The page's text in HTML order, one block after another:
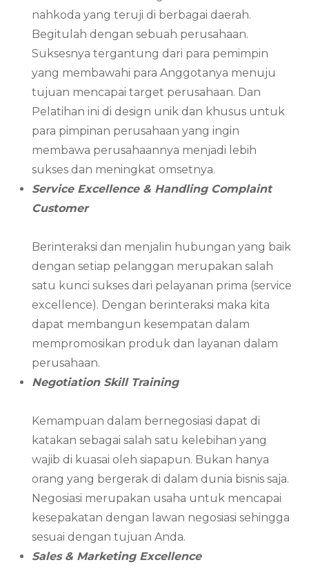
nahkoda yang teruji di berbagai daerah.
Begitulah dengan sebuah perusahaan.
Suksesnya tergantung dari para pemimpin
yang membawahi para Anggotanya menuju
tujuan mencapai target perusahaan. Dan
Pelatihan ini di design unik dan khusus untuk
para pimpinan perusahaan yang ingin
membawa perusahaannya menjadi lebih
sukses dan meningkat omsetnya.
Service Excellence & Handling Complaint
Customer
Berinteraksi dan menjalin hubungan yang baik
dengan setiap pelanggan merupakan salah
satu kunci sukses dari pelayanan prima (service
excellence). Dengan berinteraksi maka kita
dapat membangun kesempatan dalam
mempromosikan produk dan layanan dalam
perusahaan.
Negotiation Skill Training
Kemampuan dalam bernegosiasi dapat di
katakan sebagai salah satu kelebihan yang
wajib di kuasai oleh siapapun. Bukan hanya
orang yang bergerak di dalam dunia bisnis saja.
Negosiasi merupakan usaha untuk mencapai
kesepakatan dengan lawan negosiasi sehingga
sesuai dengan tujuan Anda.
Sales & Marketing Excellence